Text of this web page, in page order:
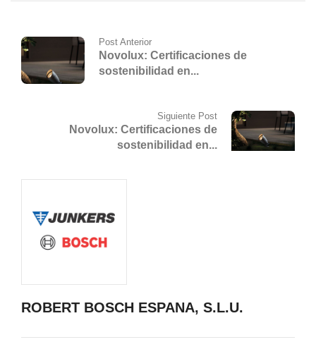
Post Anterior
Novolux: Certificaciones de
sostenibilidad en...
Siguiente Post
Novolux: Certificaciones de
sostenibilidad en...
ROBERT BOSCH ESPANA, S.L.U.